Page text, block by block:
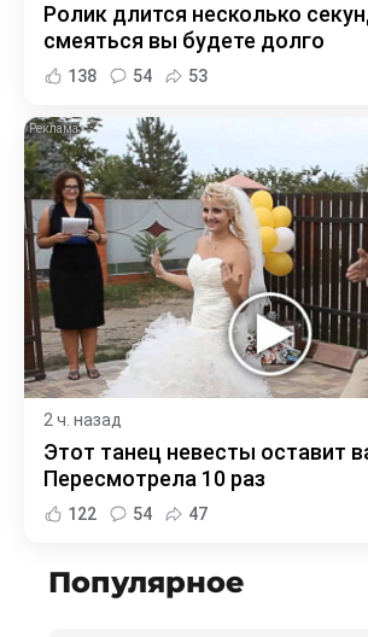
Ролик длится несколько
смеяться вы будете долго
138 54 53
2 ч. назад
Этот танец невесты оставит
Пересмотрела 10 раз
122 54 47
Популярное